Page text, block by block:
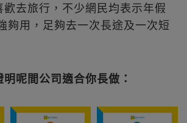
去旅行，不少網民均表示年假
夠用，足夠去一次長途及一次短
呢間公司適合你長做：